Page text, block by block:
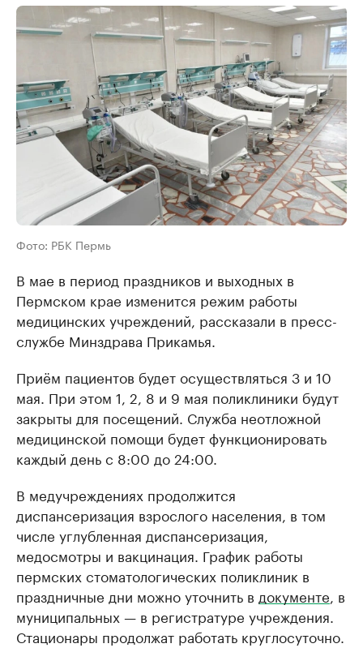
Фото: РБК Пермь
В мае в период праздников и выходных в
Пермском крае изменится режим работы
медицинских учреждений, рассказали в пресс-
службе Минздрава Прикамья.
Приём пациентов будет осуществляться 3 и 10
мая. При этом 1, 2, 8 и 9 мая поликлиники будут
закрыты для посещений. Служба неотложной
медицинской помощи будет функционировать
каждый день с 8:00 до 24:00.
В медучреждениях продолжится
диспансеризация взрослого населения, в том
числе углубленная диспансеризация,
медосмотры и вакцинация. График работы
пермских стоматологических поликлиник в
праздничные дни можно уточнить в документе, в
муниципальных — в регистратуре учреждения.
Стационары продолжат работать круглосуточно.